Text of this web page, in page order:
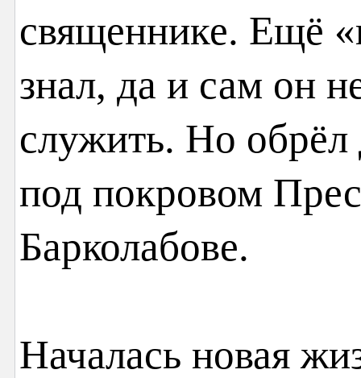
священнике. Ещё
знал, да и сам он
служить. Но
под покровом
Барколабове.
Началась новая